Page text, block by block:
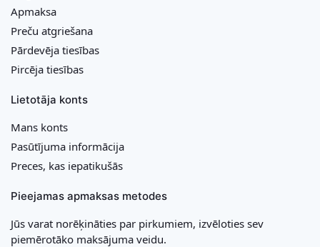
Apmaksa
Preču atgriešana
Pārdevēja tiesības
Pircēja tiesības
Lietotāja konts
Mans konts
Pasūtījuma informācija
Preces, kas iepatikušās
Pieejamas apmaksas metodes
Jūs varat norēķināties par pirkumiem, izvēloties sev
piemērotāko maksājuma veidu.